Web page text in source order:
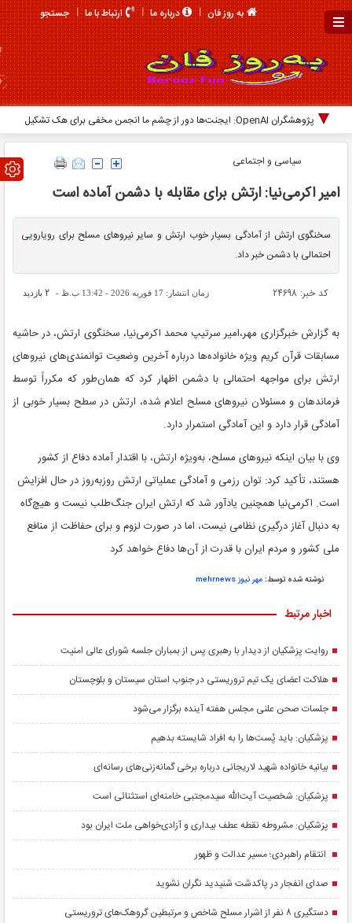
به روز فان درباره ما ارتباط با ما جستجو
پژوهشگران OpenAI: ایجنت‌ها دور از چشم ما انجمن مخفی برای هک تشکیل
داده بودند
سیاسی و اجتماعی
امیر اکرمی‌نیا: ارتش برای مقابله با دشمن آماده است
سخنگوی ارتش از آمادگی بسیار خوب ارتش و سایر نیروهای مسلح برای رویارویی
احتمالی با دشمن خبر داد.
کد خبر: 24698 زمان انتشار: 17 فوریه 2026 - 13:42 ب.ظ - 2 بازدید
به گزارش خبرگزاری مهر،امیر سرتیپ محمد اکرمی‌نیا، سخنگوی ارتش، در حاشیه
مسابقات قرآن کریم ویژه خانواده‌ها درباره آخرین وضعیت توانمندی‌های نیروهای
ارتش برای مواجهه احتمالی با دشمن اظهار کرد که همان‌طور که مکرراً توسط
فرماندهان و مسئولان نیروهای مسلح اعلام شده، ارتش در سطح بسیار خوبی از
آمادگی قرار دارد و این آمادگی استمرار دارد.
وی با بیان اینکه نیروهای مسلح، به‌ویژه ارتش، با اقتدار آماده دفاع از کشور
هستند، تأکید کرد: توان رزمی و آمادگی عملیاتی ارتش روزبه‌روز در حال افزایش
است. اکرمی‌نیا همچنین یادآور شد که ارتش ایران جنگ‌طلب نیست و هیچ‌گاه
به دنبال آغاز درگیری نظامی نیست، اما در صورت لزوم و برای حفاظت از منافع
ملی کشور و مردم ایران با قدرت از آن‌ها دفاع خواهد کرد
نوشته شده توسط:مهر نیوز mehrnews
اخبار مرتبط
روایت پزشکیان از دیدار با رهبری پس از بمباران جلسه شورای عالی امنیت
هلاکت اعضای یک تیم تروریستی در جنوب استان سیستان و بلوچستان
جلسات صحن علنی مجلس هفته آینده برگزار می‌شود
پزشکیان: باید پُست‌ها را به افراد شایسته بدهیم
بیانیه خانواده شهید لاریجانی درباره برخی گمانه‌زنی‌های رسانه‌ای
پزشکیان: شخصیت آیت‌الله سیدمجتبی خامنه‌ای استثنائی است
پزشکیان: مشروطه نقطه عطف بیداری و آزادی‌خواهی ملت ایران بود
انتقام راهبردی؛ مسیر عدالت و ظهور
صدای انفجار در پاکدشت شنیدید نگران نشوید
دستگیری ۸ نفر از اشرار مسلح شاخص و مرتبطین گروهک‌های تروریستی